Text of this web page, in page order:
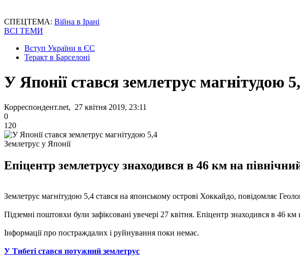
СПЕЦТЕМА: Війна в Ірані
ВСІ ТЕМИ
Вступ України в ЄС
Теракт в Барселоні
У Японії стався землетрус магнітудою
Корреспондент.net, 27 квітня 2019, 23:11
0
120
Землетрус у Японії
Епіцентр землетрусу знаходився в 46 км на
Землетрус магнітудою 5,4 стався на японському острові Хоккайдо, повідомляє
Підземні поштовхи були зафіксовані увечері 27 квітня. Епіцентр знаходився в 46
Інформації про постраждалих і руйнування поки немає.
У Тибеті стався потужний землетрус